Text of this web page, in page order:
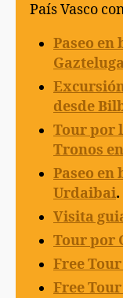
País Vasco
Paseo en
desde
Tour por
Tronos
Paseo en
Urdaibai.
Visita
Tour por
Free
Free